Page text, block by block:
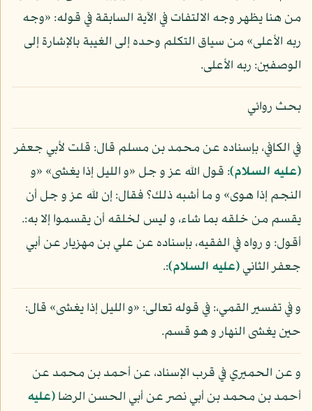
من هنا يظهر وجه الالتفات في الآية السابقة في قوله: «وجه
ربه الأعلى» من سياق التكلم وحده إلى الغيبة بالإشارة إلى
الوصفين: ربه الأعلى.
بحث روائي
في الكافي، بإسناده عن محمد بن مسلم قال: قلت لأبي جعفر
(عليه السلام): قول الله عز و جل «و الليل إذا يغشى» «و
النجم إذا هوى» و ما أشبه ذلك؟ فقال: إن لله عز و جل أن
يقسم من خلقه بما شاء، و ليس لخلقه أن يقسموا إلا به:.
أقول: و رواه في الفقيه، بإسناده عن علي بن مهزيار عن أبي
جعفر الثاني(عليه السلام):.
و في تفسير القمي،: في قوله تعالى: «و الليل إذا يغشى» قال:
حين يغشى النهار و هو قسم.
و عن الحميري في قرب الإسناد، عن أحمد بن محمد عن
أحمد بن محمد بن أبي نصر عن أبي الحسن الرضا(عليه